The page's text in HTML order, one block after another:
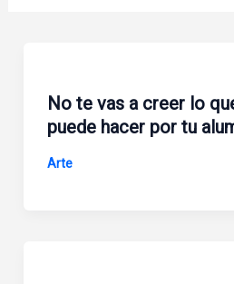
No te vas a creer lo
puede hacer por tu
Arte